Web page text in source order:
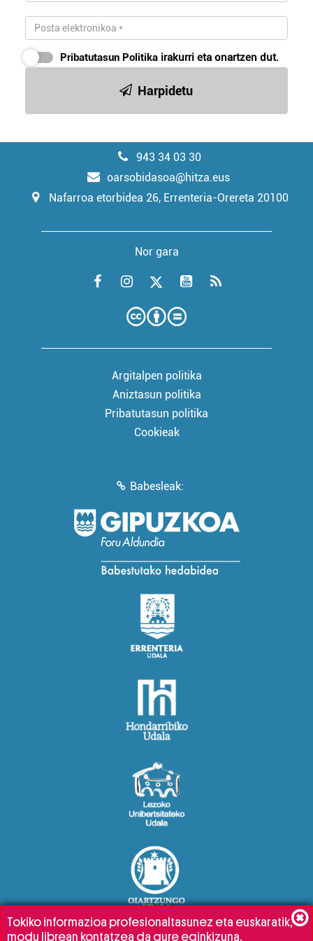
Pribatutasun Politika irakurri eta onartzen dut.
Harpidetu
943 34 03 30
oarsobidasoa@hitza.eus
Nafarroa etorbidea 26, Errenteria-Orereta 20100
Nor gara
Argitalpen politika
Aniztasun politika
Pribatutasun politika
Cookieak
Babesleak:
Tokiko informazioa profesionaltasunez eta euskaratik,
modu librean kontatzea da gure eginkizuna.